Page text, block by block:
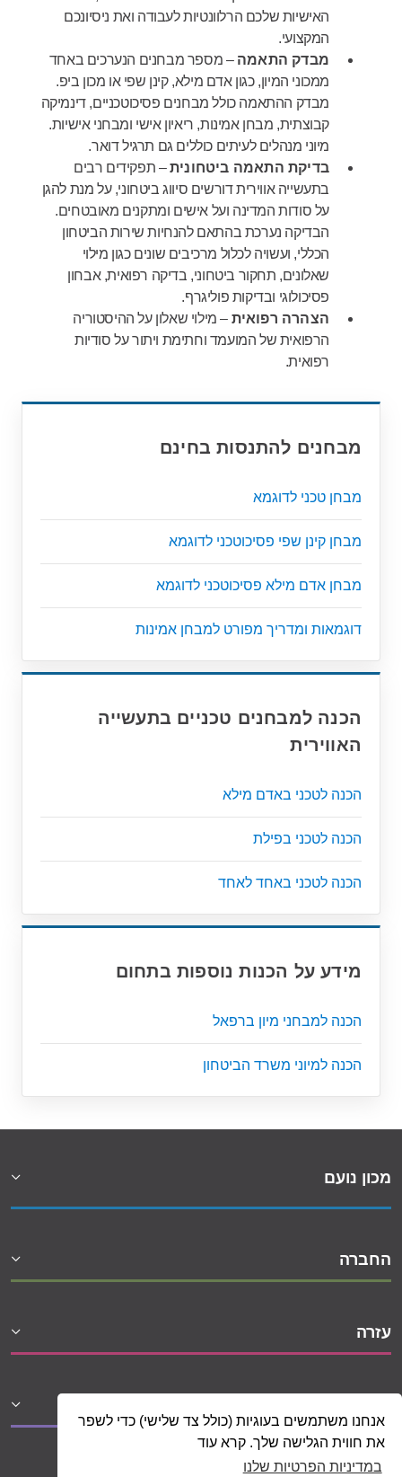
אנחנו משתמשים בעוגיות (כולל צד שלישי) כדי לשפר
את חווית הגלישה שלך. קרא עוד
במדיניות הפרטיות שלנו
האישיות שלכם הרלוונטיות לעבודה ואת ניסיונכם
המקצועי.
מבדק התאמה – מספר מבחנים הנערכים באחד
ממכוני המיון, כגון אדם מילא, קינן שפי או מכון ביפ.
מבדק ההתאמה כולל מבחנים פסיכוטכניים, דינמיקה
קבוצתית, מבחן אמינות, ריאיון אישי ומבחני אישיות.
מיוני מנהלים לעיתים כוללים גם תרגיל דואר.
בדיקת התאמה ביטחונית– תפקידים רבים
בתעשייה אווירית דורשים סיווג ביטחוני, על מנת להגן
על סודות המדינה ועל אישים ומתקנים מאובטחים.
הבדיקה נערכת בהתאם להנחיות שירות הביטחון
הכללי, ועשויה לכלול מרכיבים שונים כגון מילוי
שאלונים, תחקור ביטחוני, בדיקה רפואית, אבחון
פסיכולוגי ובדיקות פוליגרף.
הצהרה רפואית – מילוי שאלון על ההיסטוריה
הרפואית של המועמד וחתימת ויתור על סודיות
רפואית.
מבחנים להתנסות בחינם
מבחן טכני לדוגמא
מבחן קינן שפי פסיכוטכני לדוגמא
מבחן אדם מילא פסיכוטכני לדוגמא
דוגמאות ומדריך מפורט למבחן אמינות
הכנה למבחנים טכניים בתעשייה
האווירית
הכנה לטכני באדם מילא
הכנה לטכני בפילת
הכנה לטכני באחד לאחד
מידע על הכנות נוספות בתחום
הכנה למבחני מיון ברפאל
הכנה למיוני משרד הביטחון
מכון נועם
החברה
עזרה